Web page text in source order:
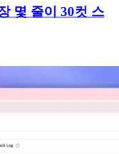
몇 줄이 30컷 스